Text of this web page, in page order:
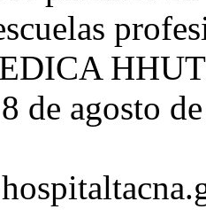
de agosto